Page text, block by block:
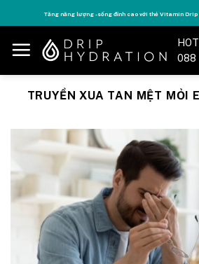
to
content
Tận hưởng nhiều quyền lợi độc quyền, chỉ DÀNH RIÊNG
088
TRUYỀN XUA TAN MỆT MỎI